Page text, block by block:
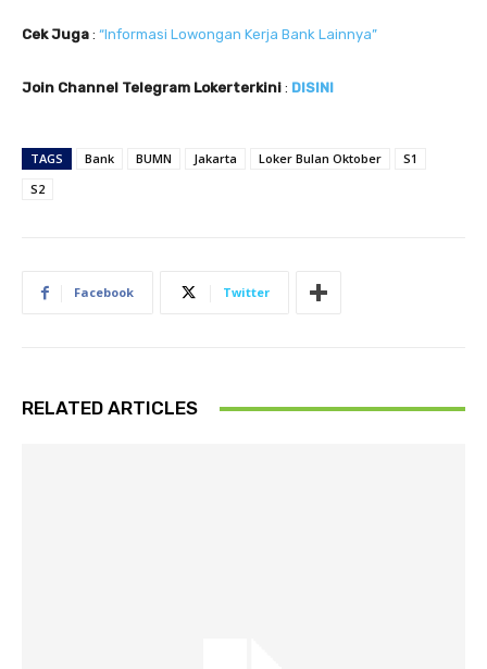
Cek Juga : “Informasi Lowongan Kerja Bank Lainnya”
Join Channel Telegram Lokerterkini : DISINI
TAGS Bank BUMN Jakarta Loker Bulan Oktober
S1
S2
Facebook Twitter
RELATED ARTICLES